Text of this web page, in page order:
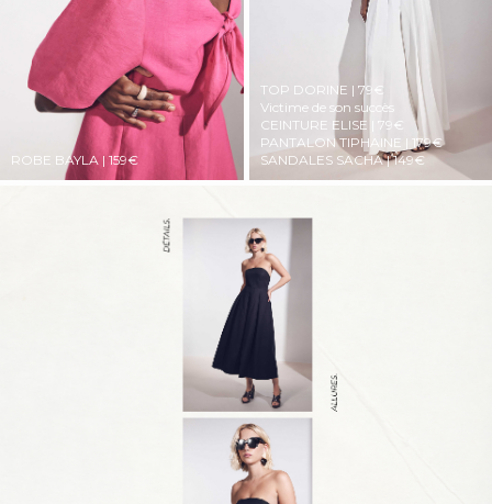
ROBE BAYLA | 159€
TOP DORINE | 79€
Victime de son succès
CEINTURE ELISE | 79€
PANTALON TIPHAINE | 179€
SANDALES SACHA | 149€